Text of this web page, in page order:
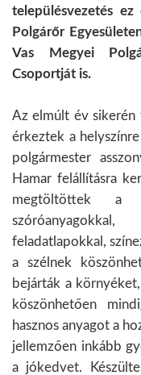
településvezetés
Polgárőr
Vas Megyei
Csoportját is.
Az elmúlt év sikerén
érkeztek a
polgármester
Hamar felállításra
megtöltöttek a
feladatlapokkal,
a szélnek
bejárták a
köszönhetően
hasznos anyagot a
jellemzően inkább
a jókedvet.